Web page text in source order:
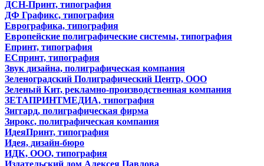
ДСН-Принт, типография
ДФ Графикс, типография
Еврографика, типография
Европейские полиграфические системы, типография
Епринт, типография
ЕСпринт, типография
Звук дизайна, полиграфическая компания
Зеленоградский Полиграфический Центр, ООО
Зеленый Кит, рекламно-производственная компания
ЗЕТАПРИНТМЕДИА, типография
Зиггард, полиграфическая фирма
Зирокс, полиграфическая компания
ИдеяПринт, типография
Идея, дизайн-бюро
ИДК, ООО, типография
Издательский дом Алексея Павлова